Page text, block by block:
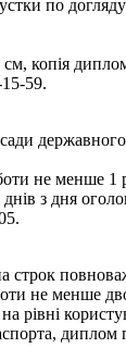
по
копія
59.
не менше
з дня
не менше
рівні
диплом